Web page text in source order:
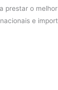
prestar o
e